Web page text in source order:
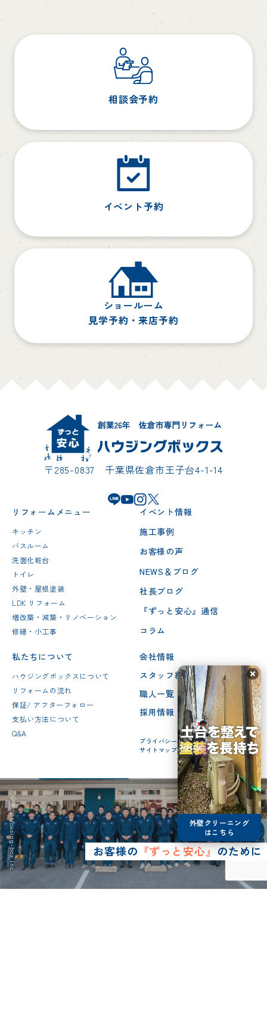
相談会予約
イベント予約
ショールーム
見学予約・来店予約
〒285-0837 千葉県佐倉市王子台4-1-14
リフォームメニュー
キッチン
バスルーム
洗面化粧台
トイレ
外壁・屋根塗装
LDK リフォーム
増改築・減築・リノベーション
修繕・小工事
イベント情報
施工事例
お客様の声
NEWS＆ブログ
社長ブログ
『ずっと安心』通信
コラム
私たちについて
ハウジングボックスについて
リフォームの流れ
保証/ アフターフォロー
支払い方法について
Q&A
会社情報
スタッフ紹介
職人一覧
採用情報
プライバシーポリシー
サイトマップ
お客様の 『ずっと安心』のために
© 2026 Housing-box Inc.
外壁クリーニング
はこちら